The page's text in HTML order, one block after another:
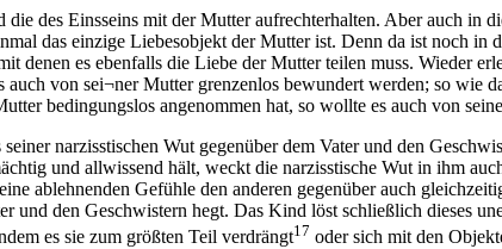
des Einsseins mit der Mutter aufrechterhalten. Aber auch in
das einzige Liebesobjekt der Mutter ist. Denn da ist noch
denen es ebenfalls die Liebe der Mutter teilen muss. Wieder
von sei¬ner Mutter grenzenlos bewundert werden; so wie
bedingungslos angenommen hat, so wollte es auch von
narzisstischen Wut gegenüber dem Vater und den
und allwissend hält, weckt die narzisstische Wut in ihm
ablehnenden Gefühle den anderen gegenüber auch
und den Geschwistern hegt. Das Kind löst schließlich dieses
es sie zum größten Teil verdrängt17 oder sich mit den